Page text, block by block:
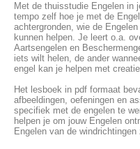
Met de thuisstudie Engelen in
tempo zelf hoe je met de
achtergronden, wie de
kunnen helpen. Je leert o.a.
Aartsengelen en
iets wilt helen, de ander
engel kan je helpen met
Het lesboek in pdf formaat
afbeeldingen, oefeningen en
specifiek met de engelen te
helpen je om jouw Engelen
Engelen van de windrichtingen